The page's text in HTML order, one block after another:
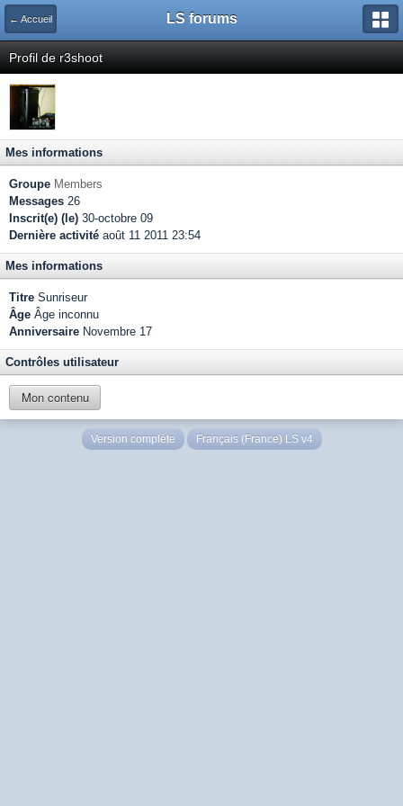
← Accueil LS forums
Profil de r3shoot
Mes informations
Groupe Members
Messages 26
Inscrit(e) (le) 30-octobre 09
Dernière activité août 11 2011 23:54
Mes informations
Titre Sunriseur
Âge Âge inconnu
Anniversaire Novembre 17
Contrôles utilisateur
Mon contenu
Version complète Français (France) LS v4